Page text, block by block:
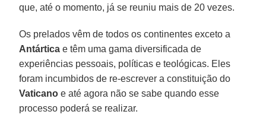
que, até o momento, já se reuniu mais de 20 vezes.
Os prelados vêm de todos os continentes exceto a
Antártica e têm uma gama diversificada de
experiências pessoais, políticas e teológicas. Eles
foram incumbidos de re-escrever a constituição do
Vaticano e até agora não se sabe quando esse
processo poderá se realizar.